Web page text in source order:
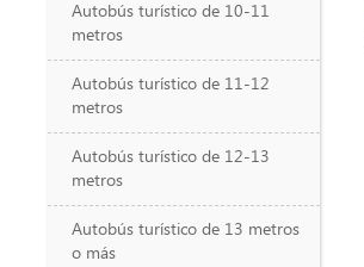
Autobús turístico de 10-11
metros
Autobús turístico de 11-12
metros
Autobús turístico de 12-13
metros
Autobús turístico de 13 metros
o más